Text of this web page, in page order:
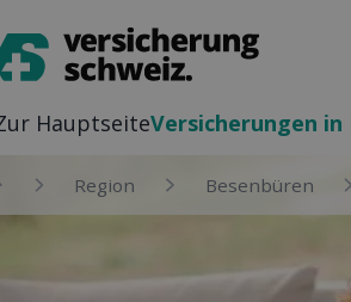
HauptseiteVersicher­ungen in
Region Besenbüren